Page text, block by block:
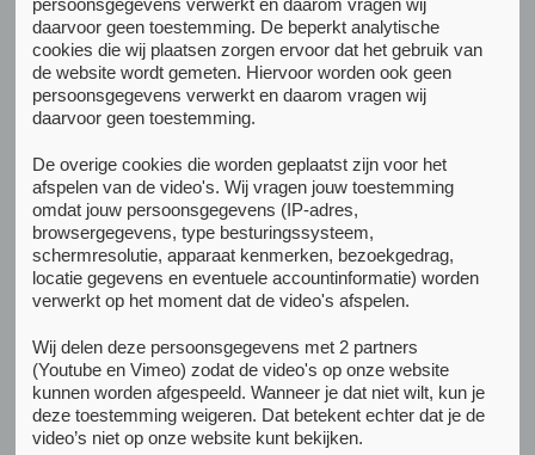
In het eerste gesprek bij Mentrum proberen
wij duidelijk te krijgen welke hulp je precies
nodig hebt.
Het intakegesprek duurt 75 minuten.
We adviseren je iemand mee te nemen naar het
gesprek. Bijvoorbeeld je partner, een familielid of
vriend. Want je partner, familie of vriendenkunnen je
steunen tijdens en na je behandeling.
Wat neem je mee naar het intake
gesprek?
Zorg ervoor dat je het volgende bij je hebt:
persoonsgegevens verwerkt en daarom vragen wij
daarvoor geen toestemming. De beperkt analytische
cookies die wij plaatsen zorgen ervoor dat het gebruik van
de website wordt gemeten. Hiervoor worden ook geen
persoonsgegevens verwerkt en daarom vragen wij
daarvoor geen toestemming.
De overige cookies die worden geplaatst zijn voor het
afspelen van de video's. Wij vragen jouw toestemming
omdat jouw persoonsgegevens (IP-adres,
browsergegevens, type besturingssysteem,
schermresolutie, apparaat kenmerken, bezoekgedrag,
locatie gegevens en eventuele accountinformatie) worden
verwerkt op het moment dat de video's afspelen.
Wij delen deze persoonsgegevens met 2 partners
(Youtube en Vimeo) zodat de video's op onze website
kunnen worden afgespeeld. Wanneer je dat niet wilt, kun je
deze toestemming weigeren. Dat betekent echter dat je de
video’s niet op onze website kunt bekijken.